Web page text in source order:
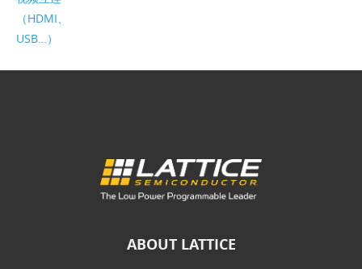
（HDMI、
USB…）
ABOUT LATTICE